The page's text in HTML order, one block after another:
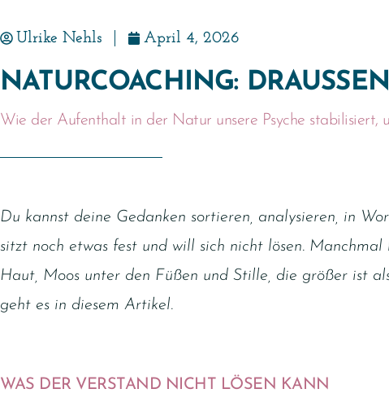
Ulrike Nehls April 4, 2026
NATURCOACHING:
Wie der Aufenthalt in der Natur unsere Psyche stabilisiert,
Du kannst deine Gedanken sortieren, analysieren, in
sitzt noch etwas fest und will sich nicht lösen.
Haut, Moos unter den Füßen und Stille, die größer ist
geht es in diesem Artikel.
WAS DER VERSTAND NICHT LÖSEN KANN